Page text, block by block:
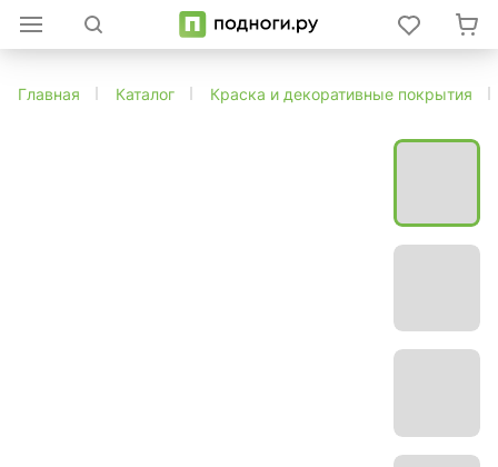
Главная Каталог Краска и декоративные покрытия